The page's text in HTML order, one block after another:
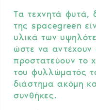
Τα τεχνητά φυτά,
της spacegreen
υλικά των
ώστε να αντέχουν
προστατεύουν το
του φυλλώματός
διάστημα ακόμη
συνθήκες.